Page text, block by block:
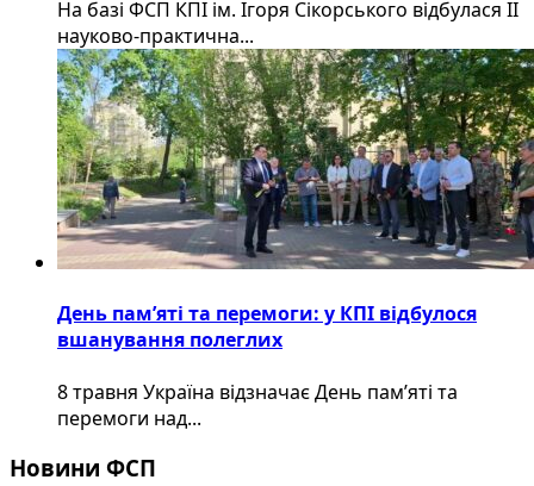
На базі ФСП КПІ ім. Ігоря Сікорського відбулася ІІ
науково-практична...
День пам’яті та перемоги: у КПІ відбулося
вшанування полеглих
8 травня Україна відзначає День пам’яті та
перемоги над...
Новини ФСП